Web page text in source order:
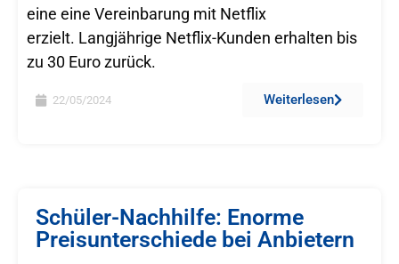
eine eine Vereinbarung mit Netflix
erzielt. Langjährige Netflix-Kunden erhalten bis
zu 30 Euro zurück.
22/05/2024 Weiterlesen
Schüler-Nachhilfe: Enorme
Preisunterschiede bei Anbietern